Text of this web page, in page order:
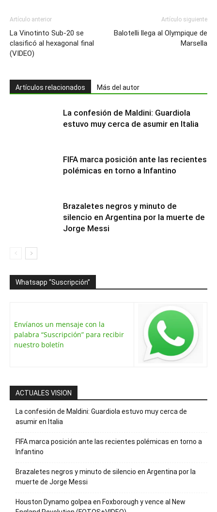
Artículo anterior
La Vinotinto Sub-20 se
clasificó al hexagonal final
(VIDEO)
Artículo siguiente
Balotelli llega al Olympique de
Marsella
Artículos relacionados Más del autor
La confesión de Maldini: Guardiola
estuvo muy cerca de asumir en Italia
FIFA marca posición ante las recientes
polémicas en torno a Infantino
Brazaletes negros y minuto de
silencio en Argentina por la muerte de
Jorge Messi
Whatsapp “Suscripción”
Envíanos un mensaje con la
palabra “Suscripción” para recibir
nuestro boletín
ACTUALES VISION
La confesión de Maldini: Guardiola estuvo muy cerca de
asumir en Italia
FIFA marca posición ante las recientes polémicas en torno a
Infantino
Brazaletes negros y minuto de silencio en Argentina por la
muerte de Jorge Messi
Houston Dynamo golpea en Foxborough y vence al New